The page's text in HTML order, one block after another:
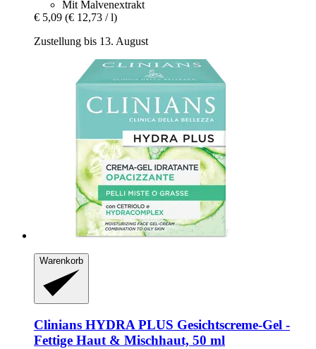
Mit Malvenextrakt
€ 5,09 (€ 12,73 / l)
Zustellung bis 13. August
Warenkorb
Clinians HYDRA PLUS Gesichtscreme-​Gel -​
Fettige Haut & Mischhaut, 50 ml